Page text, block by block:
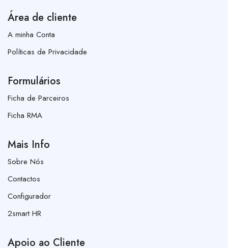
Área de cliente
A minha Conta
Políticas de Privacidade
Formulários
Ficha de Parceiros
Ficha RMA
Mais Info
Sobre Nós
Contactos
Configurador
2smart HR
Apoio ao Cliente